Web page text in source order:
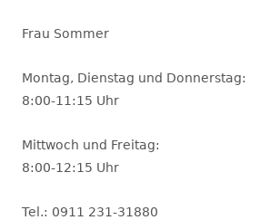
Frau Sommer
Montag, Dienstag und Donnerstag:
8:00-11:15 Uhr
Mittwoch und Freitag:
8:00-12:15 Uhr
Tel.: 0911 231-31880